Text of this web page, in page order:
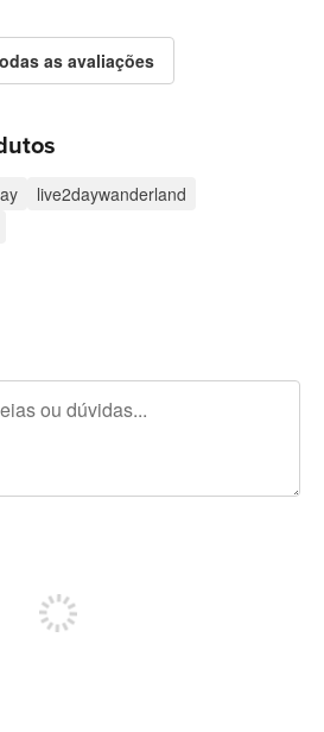
as avaliações
live2daywanderland